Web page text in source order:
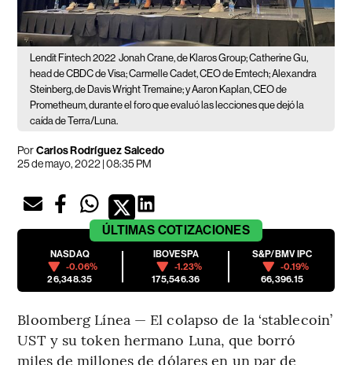
Lendit Fintech 2022 Jonah Crane, de Klaros Group; Catherine Gu,
head de CBDC de Visa; Carmelle Cadet, CEO de Emtech; Alexandra
Steinberg, de Davis Wright Tremaine; y Aaron Kaplan, CEO de
Prometheum, durante el foro que evaluó las lecciones que dejó la
caída de Terra/Luna.
PorCarlos Rodríguez Salcedo
25 de mayo, 2022 | 08:35 PM
ÚLTIMAS COTIZACIONES
NASDAQ
-0.06%
26,348.35
IBOVESPA
-1.23%
175,546.36
S&P/BMV IPC
-0.19%
66,396.15
Bloomberg Línea — El colapso de la ‘stablecoin’
UST y su token hermano Luna, que borró
miles de millones de dólares en un par de